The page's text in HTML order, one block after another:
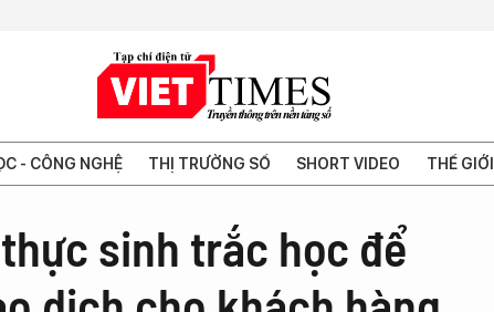
- CÔNG NGHỆ THỊ TRƯỜNG SỐ SHORT VIDEO THẾ GIỚI
sinh trắc học để